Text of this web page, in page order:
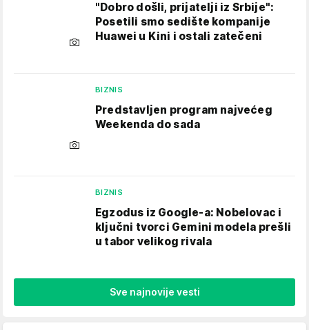
"Dobro došli, prijatelji iz Srbije":
Posetili smo sedište kompanije
Huawei u Kini i ostali zatečeni
BIZNIS
Predstavljen program najvećeg
Weekenda do sada
BIZNIS
Egzodus iz Google-a: Nobelovac i
ključni tvorci Gemini modela prešli
u tabor velikog rivala
Sve najnovije vesti